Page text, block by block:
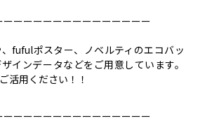
ーーーーーーーーーーーーーー
fufulポスター、ノベルティのエコバッ
インデータなどをご用意しています。
活用ください！！
ーーーーーーーーーーーーーー